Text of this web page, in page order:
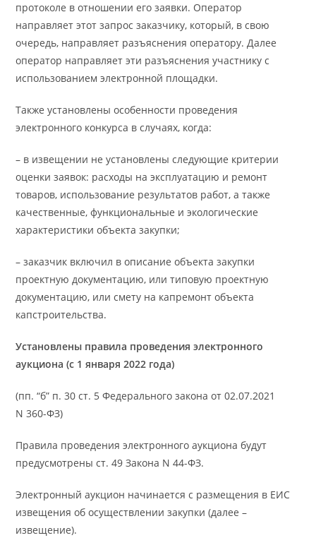
протоколе в отношении его заявки. Оператор
направляет этот запрос заказчику, который, в свою
очередь, направляет разъяснения оператору. Далее
оператор направляет эти разъяснения участнику с
использованием электронной площадки.
Также установлены особенности проведения
электронного конкурса в случаях, когда:
– в извещении не установлены следующие критерии
оценки заявок: расходы на эксплуатацию и ремонт
товаров, использование результатов работ, а также
качественные, функциональные и экологические
характеристики объекта закупки;
– заказчик включил в описание объекта закупки
проектную документацию, или типовую проектную
документацию, или смету на капремонт объекта
капстроительства.
Установлены правила проведения электронного
аукциона (с 1 января 2022 года)
(пп. “б” п. 30 ст. 5 Федерального закона от 02.07.2021
N 360-ФЗ)
Правила проведения электронного аукциона будут
предусмотрены ст. 49 Закона N 44-ФЗ.
Электронный аукцион начинается с размещения в ЕИС
извещения об осуществлении закупки (далее –
извещение).